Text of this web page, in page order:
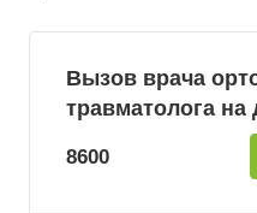
Вызов врача
травматолога на
8600